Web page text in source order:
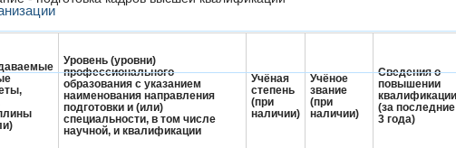
Уровень (уровни)
профессионального
образования с указанием
наименования направления
подготовки и (или)
специальности, в том числе
научной, и квалификации
Учёная
степень
(при
наличии)
Учёное
звание
(при
наличии)
Сведения о
повышении
квалификации
(за последние
3 года)